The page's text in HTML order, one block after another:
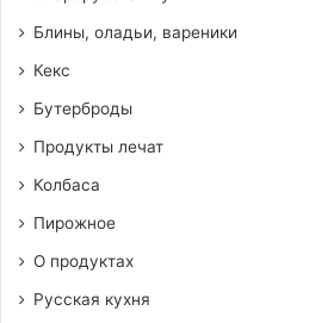
Блины, оладьи, вареники
Кекс
Бутерброды
Продукты лечат
Колбаса
Пирожное
О продуктах
Русская кухня